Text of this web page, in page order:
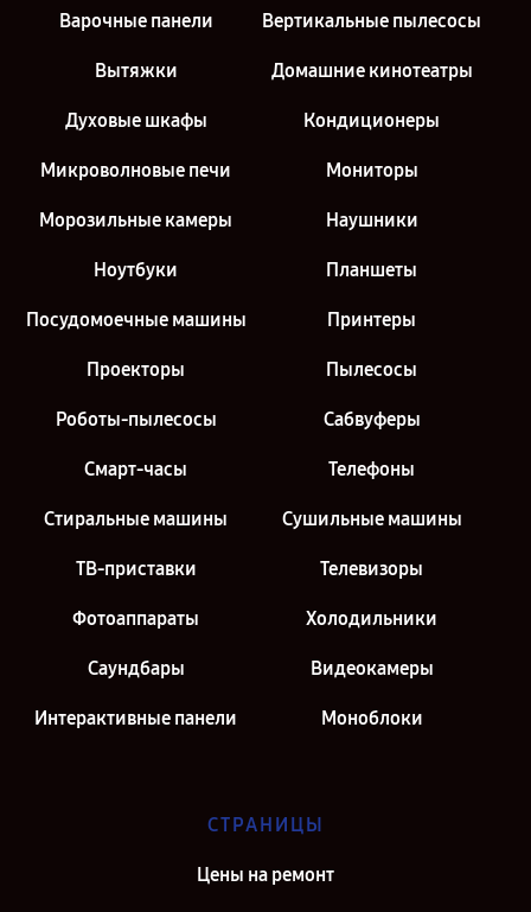
Варочные панели Вертикальные пылесосы
Вытяжки Домашние кинотеатры
Духовые шкафы Кондиционеры
Микроволновые печи Мониторы
Морозильные камеры Наушники
Ноутбуки Планшеты
Посудомоечные машины Принтеры
Проекторы Пылесосы
Роботы-пылесосы Сабвуферы
Смарт-часы Телефоны
Стиральные машины Сушильные машины
ТВ-приставки Телевизоры
Фотоаппараты Холодильники
Саундбары Видеокамеры
Интерактивные панели Моноблоки
СТРАНИЦЫ
Цены на ремонт